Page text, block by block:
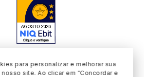
para personalizar e melhorar sua
site. Ao clicar em "Concordar e